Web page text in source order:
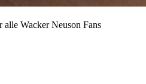
Wacker Neuson Fans